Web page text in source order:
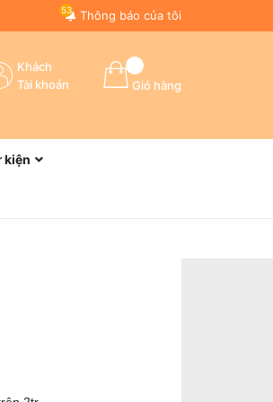
Thông báo của tôi
53
Giỏ hàng
Khách
Tài khoản
kiện